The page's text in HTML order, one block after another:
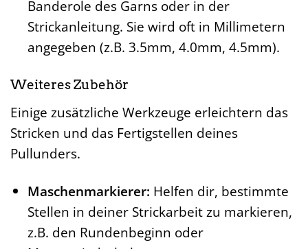
Banderole des Garns oder in der
Strickanleitung. Sie wird oft in Millimetern
angegeben (z.B. 3.5mm, 4.0mm, 4.5mm).
Weiteres Zubehör
Einige zusätzliche Werkzeuge erleichtern das
Stricken und das Fertigstellen deines
Pullunders.
Maschenmarkierer: Helfen dir, bestimmte
Stellen in deiner Strickarbeit zu markieren,
z.B. den Rundenbeginn oder